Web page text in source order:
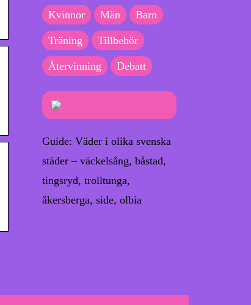
Kvinnor Män Barn
Träning Tillbehör
Återvinning Debatt
Guide: Väder i olika svenska
städer – väckelsång, båstad,
tingsryd, trolltunga,
åkersberga, side, olbia